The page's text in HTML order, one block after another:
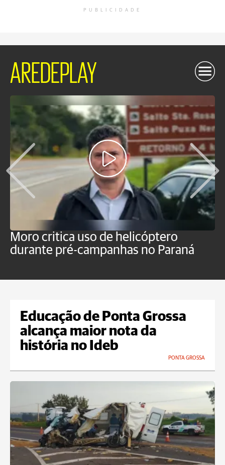
PUBLICIDADE
AREDEPLAY
Moro critica uso de helicóptero
durante pré-campanhas no Paraná
Educação de Ponta Grossa
alcança maior nota da
história no Ideb
PONTA GROSSA